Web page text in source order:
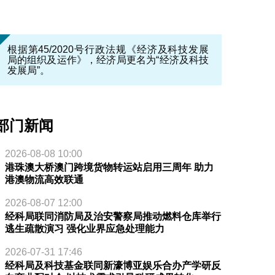
根据第45/2020号行政法规《经济及科技发展
局的组织及运作》，经济局更名为“经济及科技
发展局”。
门新闻
2026-08-08 10:00
港珠澳大桥澳门跨境货物转运站启用三周年 助力
港澳物流高效联通
2026-08-07 12:00
经科局联同消防局及治安警察局推动燃料仓库举行
逃生疏散演习 强化业界应急处理能力
2026-07-31 17:46
经科局及科技基金联同新濠博亚娱乐合办产学研反